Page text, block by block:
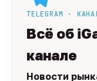
TELEGRAM ·
Всё об
канале
Новости